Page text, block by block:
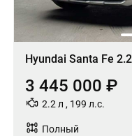
Hyundai Santa Fe
3 445 000 ₽
2.2 л , 199 л.с.
Полный